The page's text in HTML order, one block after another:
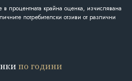
в процентната крайна оценка, изчислявана
потребителски отзиви от различни
по години